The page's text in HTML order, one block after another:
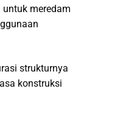
meredam
strukturnya
konstruksi